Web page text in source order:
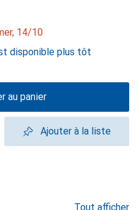
14/10
disponible plus tôt
au panier
Ajouter à la liste
Tout afficher